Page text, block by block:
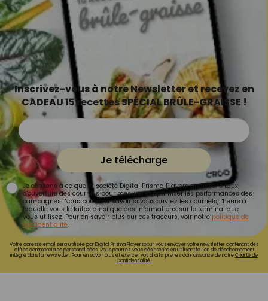
Inscrivez-vous à notre Newsletter et recevez en
CADEAU 15 recettes SPÉCIAL BRÛLE-GRAISSE !
Je télécharge
Je consens à ce que la société Digital Prisma Players analyse le taux
d'ouverture des courriels pour mesurer et optimiser les performances des
campagnes. Nous pourrons savoir si vous ouvrez les courriels, l'heure à
laquelle vous le faites ainsi que des informations sur le terminal que
vous utilisez. Pour en savoir plus sur ces traceurs, voir notre politique de
confidentialité.
Votre adresse email sera utilisée par Digital Prisma Playerspour vous envoyer votre newsletter contenant des
offres commerciales personnalisées. Vous pourrez vous désinscrire en utilisant le lien de désabonnement
intégré dans la newsletter. Pour en savoir plus et exercer vos droits, prenez connaissance de notreCharte de
Confidentialité.